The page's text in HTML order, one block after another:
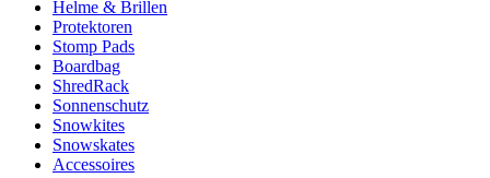
Helme & Brillen
Protektoren
Stomp Pads
Boardbag
ShredRack
Sonnenschutz
Snowkites
Snowskates
Accessoires